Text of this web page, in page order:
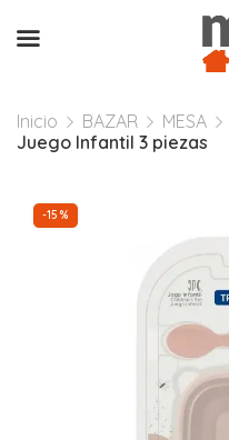
Inicio BAZAR MESA
Juego Infantil 3 piezas
-15%